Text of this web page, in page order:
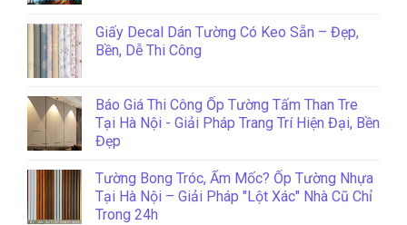
Giấy Decal Dán Tường Có Keo Sẵn – Đẹp,
Bền, Dễ Thi Công
Báo Giá Thi Công Ốp Tường Tấm Than Tre
Tại Hà Nội - Giải Pháp Trang Trí Hiện Đại, Bền
Đẹp
Tường Bong Tróc, Ẩm Mốc? Ốp Tường Nhựa
Tại Hà Nội – Giải Pháp "Lột Xác" Nhà Cũ Chỉ
Trong 24h